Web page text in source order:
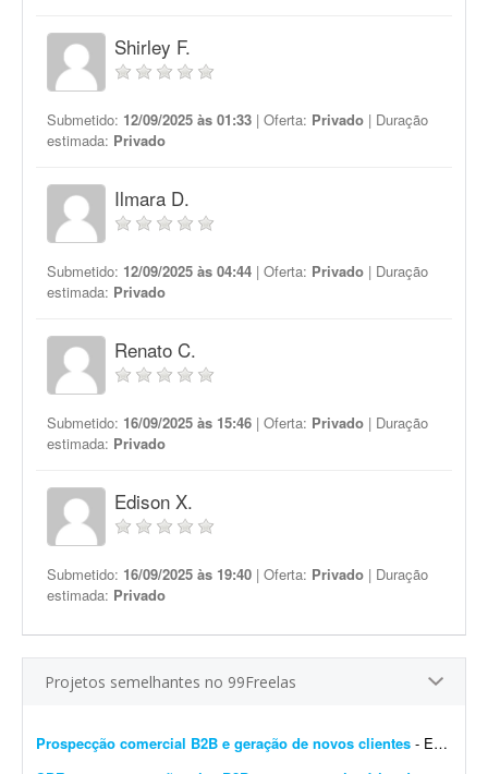
Shirley F.
Submetido: 12/09/2025 às 01:33 | Oferta: Privado | Duração
estimada: Privado
Ilmara D.
Submetido: 12/09/2025 às 04:44 | Oferta: Privado | Duração
estimada: Privado
Renato C.
Submetido: 16/09/2025 às 15:46 | Oferta: Privado | Duração
estimada: Privado
Edison X.
Submetido: 16/09/2025 às 19:40 | Oferta: Privado | Duração
estimada: Privado
Projetos semelhantes no 99Freelas
Prospecção comercial B2B e geração de novos clientes - Estamos buscando um profissional com perfil comercial para atuar em um projeto de prospecção e desenvolvimento de novas oportunidades B2B para a Guebly. O objetivo será identi...